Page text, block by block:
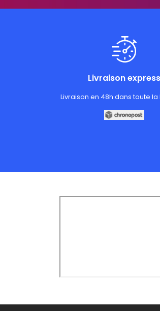
Livraison express
Livraison en 48h dans toute la